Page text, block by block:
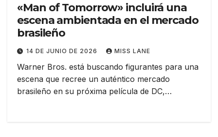
«Man of Tomorrow» incluirá una
escena ambientada en el mercado
brasileño
14 DE JUNIO DE 2026 MISS LANE
Warner Bros. está buscando figurantes para una
escena que recree un auténtico mercado
brasileño en su próxima película de DC,…